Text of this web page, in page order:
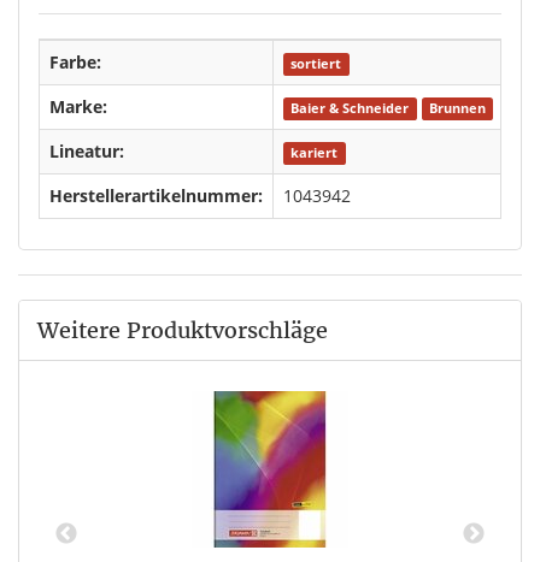
Farbe: sortiert
Marke: Baier & Schneider Brunnen
Lineatur: kariert
Herstellerartikelnummer: 1043942
Weitere Produktvorschläge